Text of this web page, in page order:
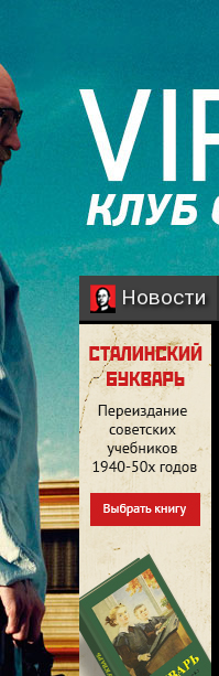
Новости